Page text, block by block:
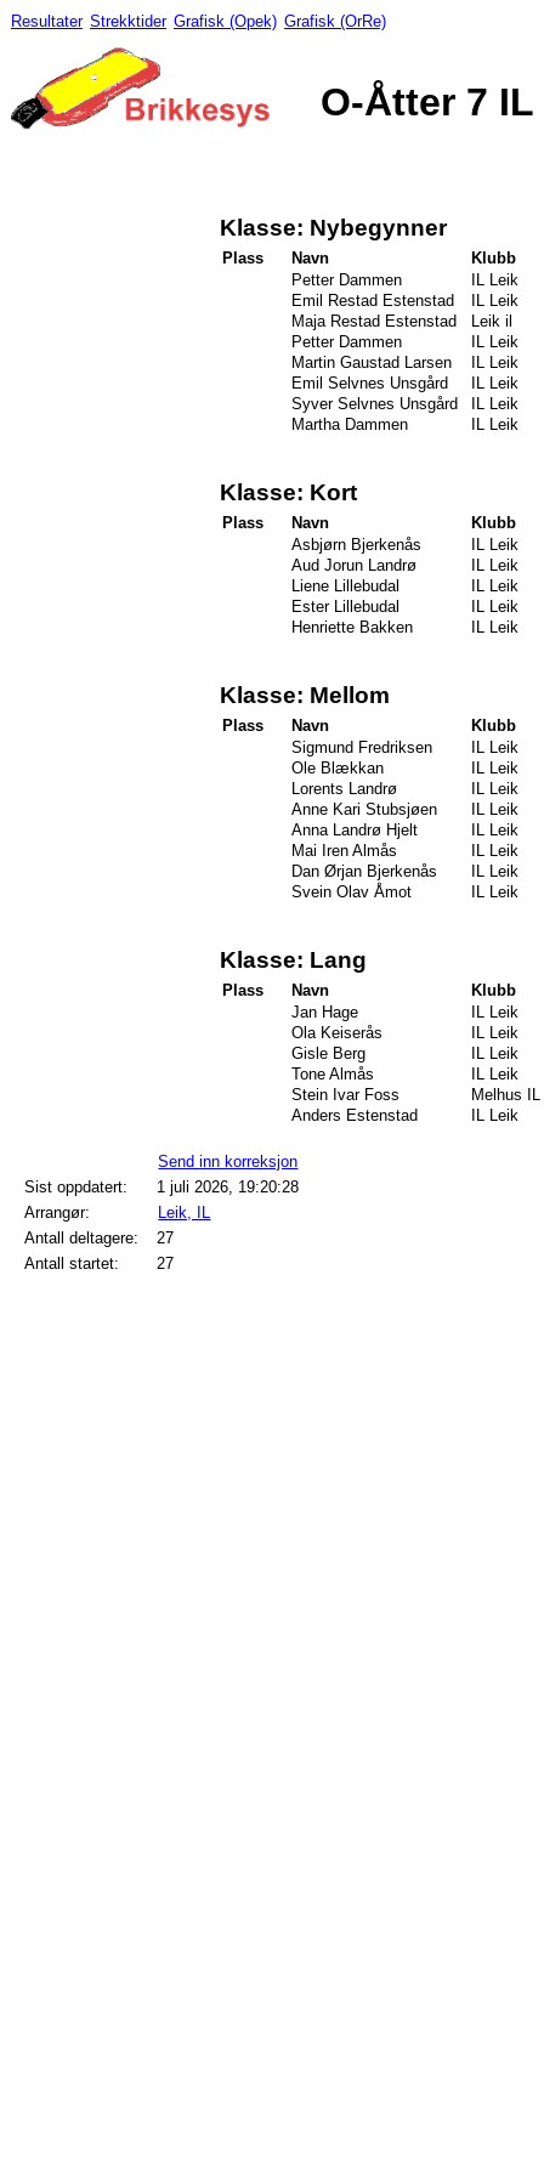
Resultater Strekktider Grafisk (Opek) Grafisk (OrRe)
O-Åtter 7
Klasse: Nybegynner
Plass Navn
Klubb
Petter Dammen
IL Leik
Emil Restad Estenstad
IL Leik
Maja Restad Estenstad
Leik il
Petter Dammen
IL Leik
Martin Gaustad Larsen
IL Leik
Emil Selvnes Unsgård
IL Leik
Syver Selvnes Unsgård
IL Leik
Martha Dammen
IL Leik
Klasse: Kort
Plass Navn
Klubb
Asbjørn Bjerkenås
IL Leik
Aud Jorun Landrø
IL Leik
Liene Lillebudal
IL Leik
Ester Lillebudal
IL Leik
Henriette Bakken
IL Leik
Klasse: Mellom
Plass Navn
Klubb
Sigmund Fredriksen
IL Leik
Ole Blækkan
IL Leik
Lorents Landrø
IL Leik
Anne Kari Stubsjøen
IL Leik
Anna Landrø Hjelt
IL Leik
Mai Iren Almås
IL Leik
Dan Ørjan Bjerkenås
IL Leik
Svein Olav Åmot
IL Leik
Klasse: Lang
Plass Navn
Klubb
Jan Hage
IL Leik
Ola Keiserås
IL Leik
Gisle Berg
IL Leik
Tone Almås
IL Leik
Stein Ivar Foss
Melhus IL
Anders Estenstad
IL Leik
Send inn korreksjon
Sist oppdatert:
1 juli 2026, 19:20:28
Arrangør:
Leik, IL
Antall deltagere:
27
Antall startet:
27